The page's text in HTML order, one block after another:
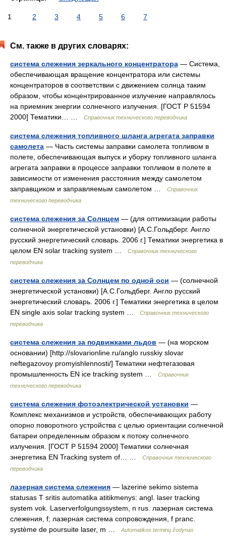
1 2 3 4 5 6 7
См. также в других словарях:
система слежения зеркального концентратора — Система,
обеспечивающая вращение концентратора или системы
концентраторов в соответствии с движением солнца таким
образом, чтобы концентрированное излучение направлялось
на приемник энергии солнечного излучения. [ГОСТ Р 51594
2000] Тематики… …
Справочник технического переводчика
система слежения топливного шланга агрегата заправки
самолета — Часть системы заправки самолета топливом в
полете, обеспечивающая выпуск и уборку топливного шланга
агрегата заправки в процессе заправки топливом в полете в
зависимости от изменения расстояния между самолетом
заправщиком и заправляемым самолетом …
Справочник
технического переводчика
система слежения за Солнцем — (для оптимизации работы
солнечной энергетической установки) [А.С.Гольдберг. Англо
русский энергетический словарь. 2006 г.] Тематики энергетика в
целом EN solar tracking system …
Справочник технического
переводчика
система слежения за Солнцем по одной оси — (солнечной
энергетической установки) [А.С.Гольдберг. Англо русский
энергетический словарь. 2006 г.] Тематики энергетика в целом
EN single axis solar tracking system …
Справочник технического
переводчика
система слежения за подвижками льдов — (на морском
основании) [http://slovarionline.ru/anglo russkiy slovar
neftegazovoy promyishlennosti/] Тематики нефтегазовая
промышленность EN ice tracking system …
Справочник
технического переводчика
система слежения фотоэлектрической установки —
Комплекс механизмов и устройств, обеспечивающих работу
опорно поворотного устройства с целью ориентации солнечной
батареи определенным образом к потоку солнечного
излучения. [ГОСТ Р 51594 2000] Тематики солнечная
энергетика EN Tracking system of… …
Справочник технического
переводчика
лазерная система слежения — lazerinė sekimo sistema
statusas T sritis automatika atitikmenys: angl. laser tracking
system vok. Laserverfolgungssystem, n rus. лазерная система
слежения, f; лазерная система сопровождения, f pranc.
système de poursuite laser, m …
Automatikos terminų žodynas